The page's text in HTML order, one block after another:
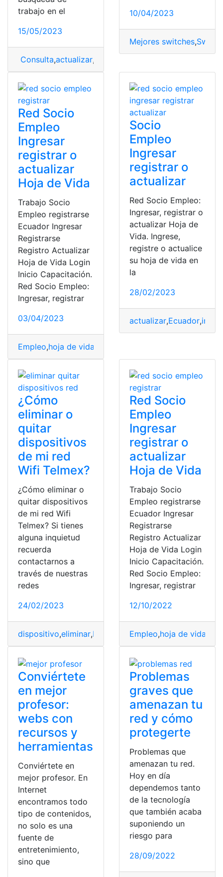
trabajo en el
15/05/2023
Consulta,actualizar,
10/04/2023
Mejores switches,
Red Socio
Empleo
Ingresar
registrar o
actualizar
Hoja de Vida
Trabajo Socio
Empleo registrarse
Ecuador Ingresar
Registrarse
Registro Actualizar
Hoja de Vida Login
Inicio Capacitación.
Red Socio Empleo:
Ingresar, registrar
03/04/2023
Empleo,hoja de vida
Socio
Empleo
Ingresar
registrar o
actualizar
Red Socio Empleo:
Ingresar, registrar o
actualizar Hoja de
Vida. Ingrese,
registre o actualice
su hoja de vida en
la
28/02/2023
actualizar,Ecuador,
¿Cómo
eliminar o
quitar
dispositivos
de mi red
Wifi Telmex?
¿Cómo eliminar o
quitar dispositivos
de mi red Wifi
Telmex? Si tienes
alguna inquietud
recuerda
contactarnos a
través de nuestras
redes
24/02/2023
dispositivo,eliminar,México red,Telmex,WiFi
Red Socio
Empleo
Ingresar
registrar o
actualizar
Hoja de Vida
Trabajo Socio
Empleo registrarse
Ecuador Ingresar
Registrarse
Registro Actualizar
Hoja de Vida Login
Inicio Capacitación.
Red Socio Empleo:
Ingresar, registrar
12/10/2022
Empleo,hoja de vida
Conviértete
en mejor
profesor:
webs con
recursos y
herramientas
Conviértete en
mejor profesor. En
Internet
encontramos todo
tipo de contenidos,
no solo es una
fuente de
entretenimiento,
sino que
Problemas
graves que
amenazan tu
red y cómo
protegerte
Problemas que
amenazan tu red.
Hoy en día
dependemos tanto
de la tecnología
que también acaba
suponiendo un
riesgo para
28/09/2022